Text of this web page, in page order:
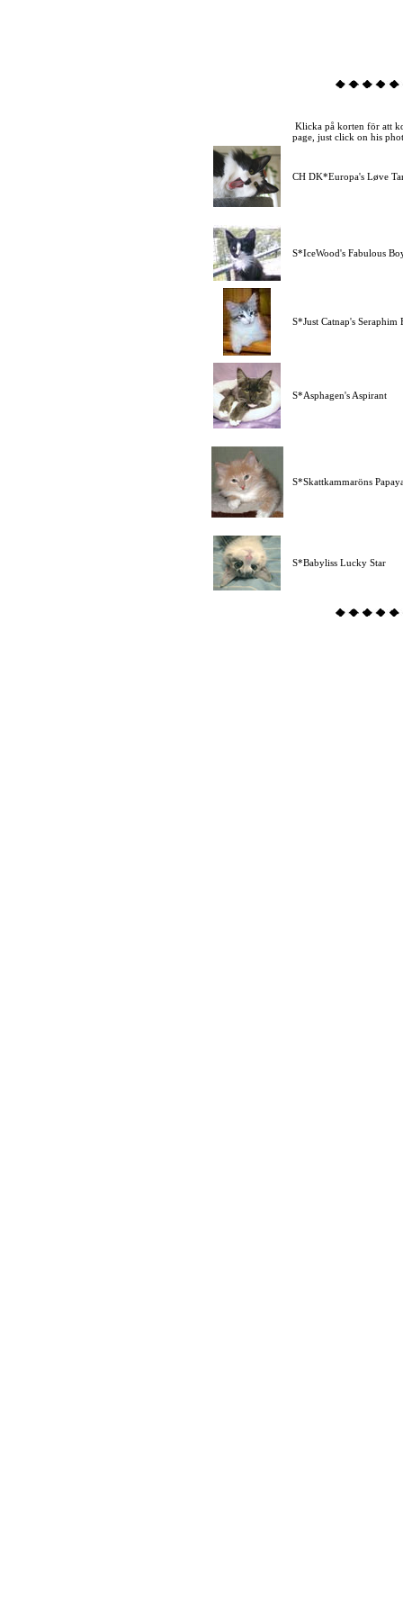
Klicka på korten för att
page, just click on his
CH DK*Europa's Løve
S*IceWood's Fabulous
S*Just Catnap's Seraphim
S*Asphagen's Aspirant
S*Skattkammaröns
S*Babyliss Lucky Star